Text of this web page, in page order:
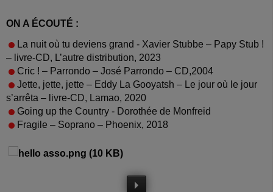
ON A ÉCOUTÉ :
La nuit où tu deviens grand - Xavier Stubbe – Papy Stub !
– livre-CD, L’autre distribution, 2023
Cric ! – Parrondo – José Parrondo – CD,2004
Jette, jette, jette – Eddy La Gooyatsh – Le jour où le jour
s’arrêta – livre-CD, Lamao, 2020
Going up the Country - Dorothée de Monfreid
Fragile – Soprano – Phoenix, 2018